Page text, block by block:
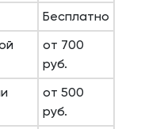
Бесплатно
от 700
руб.
от 500
руб.